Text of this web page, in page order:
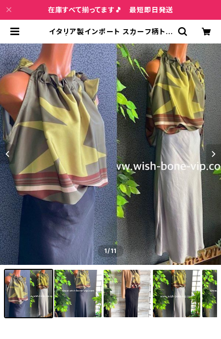
在庫すべて揃ってます🎵 最短即日発送
イタリア製インポート スカーフ柄トッ
ザイン カットソー/グリーン | インポ
ートファッション＆ジュエリー Wish
Bone VIP
1/11